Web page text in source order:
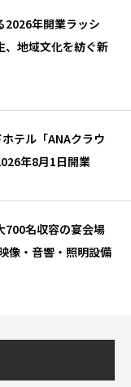
2026年開業ラッシ
、地域文化を紡ぐ新
テル「ANAクラウ
年8月1日開業
700名収容の宴会場
像・音響・照明設備